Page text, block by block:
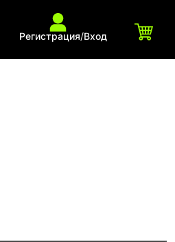
Регистрация/Вход